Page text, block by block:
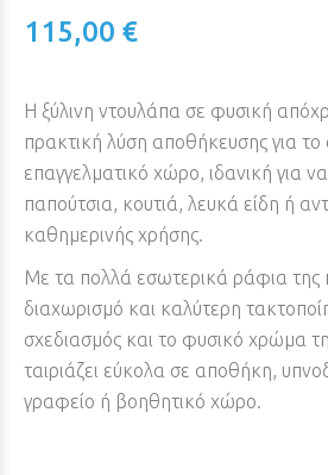
115,00 €
Η ξύλινη ντουλάπα σε φυσική
πρακτική λύση αποθήκευσης για το
επαγγελματικό χώρο, ιδανική για
παπούτσια, κουτιά, λευκά είδη ή
καθημερινής χρήσης.
Με τα πολλά εσωτερικά ράφια της
διαχωρισμό και καλύτερη
σχεδιασμός και το φυσικό χρώμα
ταιριάζει εύκολα σε αποθήκη,
γραφείο ή βοηθητικό χώρο.